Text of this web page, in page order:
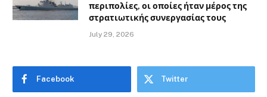
περιπολίες, οι οποίες ήταν μέρος της
στρατιωτικής συνεργασίας τους
July 29, 2026
Facebook Twitter